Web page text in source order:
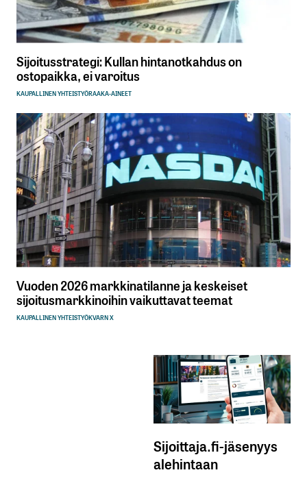
Sijoitusstrategi: Kullan hintanotkahdus on
ostopaikka, ei varoitus
KAUPALLINEN YHTEISTYÖRAAKA-AINEET
Vuoden 2026 markkinatilanne ja keskeiset
sijoitusmarkkinoihin vaikuttavat teemat
KAUPALLINEN YHTEISTYÖKVARN X
Sijoittaja.fi-jäsenyys
alehintaan